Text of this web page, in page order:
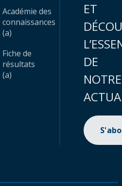
Académie des
connaissances
(a)
Fiche de
résultats
(a)
ET
DE
NOTRE